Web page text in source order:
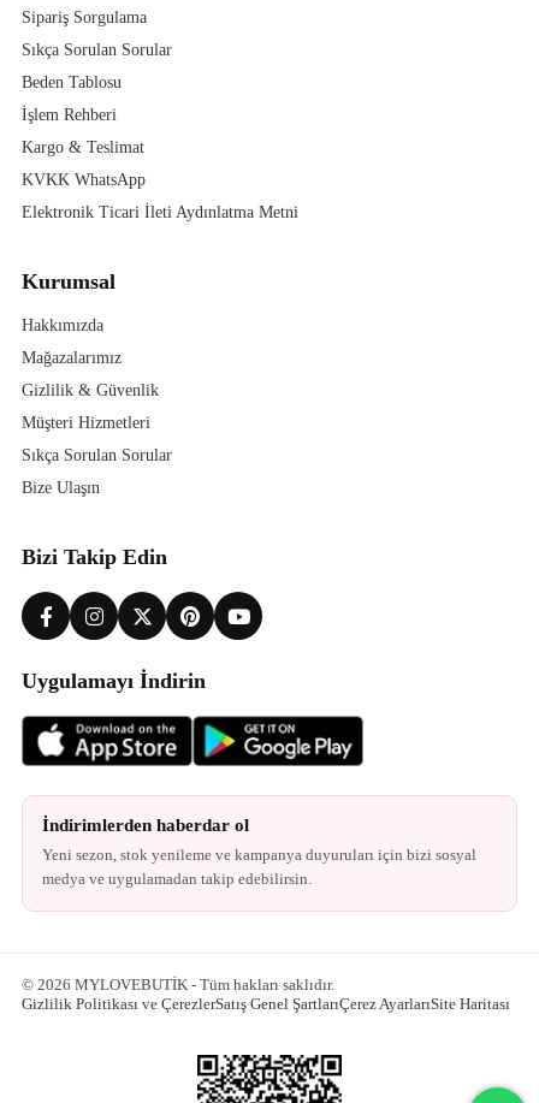
Sipariş Sorgulama
Sıkça Sorulan Sorular
Beden Tablosu
İşlem Rehberi
Kargo & Teslimat
KVKK WhatsApp
Elektronik Ticari İleti Aydınlatma Metni
Kurumsal
Hakkımızda
Mağazalarımız
Gizlilik & Güvenlik
Müşteri Hizmetleri
Sıkça Sorulan Sorular
Bize Ulaşın
Bizi Takip Edin
Uygulamayı İndirin
İndirimlerden haberdar ol
Yeni sezon, stok yenileme ve kampanya duyuruları için bizi sosyal
medya ve uygulamadan takip edebilirsin.
© 2026 MYLOVEBUTİK - Tüm hakları saklıdır.
Gizlilik Politikası ve ÇerezlerSatış Genel ŞartlarıÇerez AyarlarıSite Haritası